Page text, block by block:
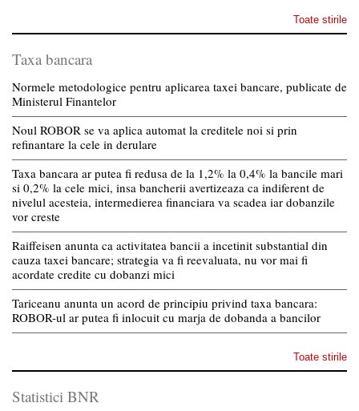
Toate stirile
Taxa bancara
Normele metodologice pentru aplicarea taxei bancare, publicate de
Ministerul Finantelor
Noul ROBOR se va aplica automat la creditele noi si prin
refinantare la cele in derulare
Taxa bancara ar putea fi redusa de la 1,2% la 0,4% la bancile mari
si 0,2% la cele mici, insa bancherii avertizeaza ca indiferent de
nivelul acesteia, intermedierea financiara va scadea iar dobanzile
vor creste
Raiffeisen anunta ca activitatea bancii a incetinit substantial din
cauza taxei bancare; strategia va fi reevaluata, nu vor mai fi
acordate credite cu dobanzi mici
Tariceanu anunta un acord de principiu privind taxa bancara:
ROBOR-ul ar putea fi inlocuit cu marja de dobanda a bancilor
Toate stirile
Statistici BNR